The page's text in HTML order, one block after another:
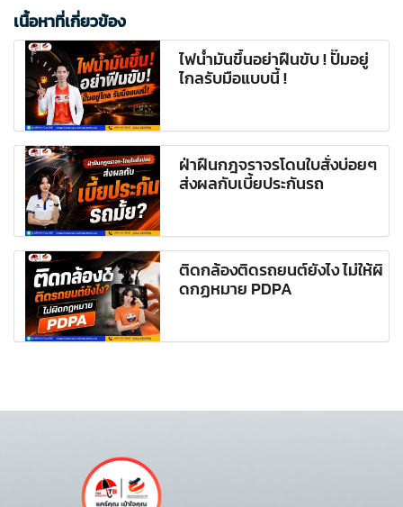
เนื้อหาที่เกี่ยวข้อง
ไฟน้ำมันขึ้นอย่าฝืนขับ ! ปั๊มอยู่
ไกลรับมือแบบนี้ !
ฝ่าฝืนกฎจราจรโดนใบสั่งบ่อยๆ
ส่งผลกับเบี้ยประกันรถ
ติดกล้องติดรถยนต์ยังไง ไม่ให้ผิ
ดกฏหมาย PDPA